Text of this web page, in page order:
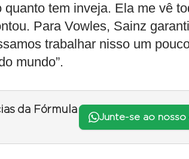
tem inveja. Ela me vê
Para Vowles, Sainz
trabalhar nisso um
mundo”.
da Fórmula
Junte-se ao nosso